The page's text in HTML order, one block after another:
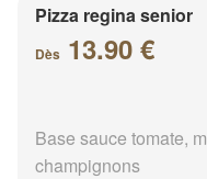
Pizza regina senior
Dès 13.90 €
Base sauce tomate,
champignons